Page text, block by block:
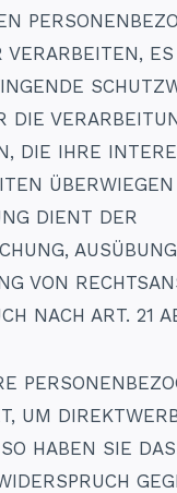
VERARBEITEN,
DIE
DIE IHRE
DIENT DER
VON
NACH ART. 21
UM
HABEN SIE